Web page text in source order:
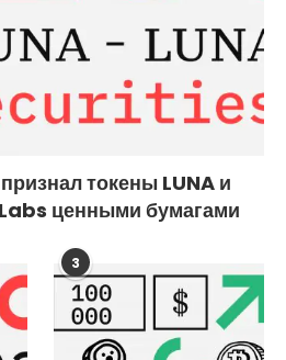
токены LUNA и
ценными бумагами
3